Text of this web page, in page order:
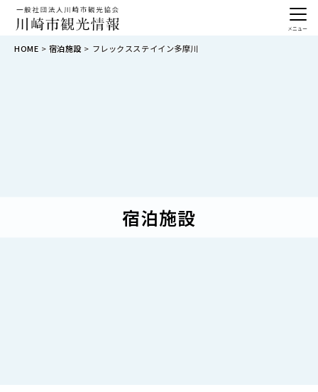
HOME 宿泊施設 フレックスステイイン多摩川
宿泊施設
メニュー